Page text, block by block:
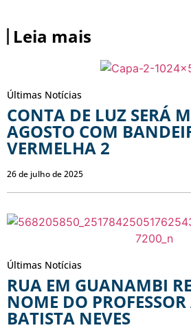
Leia mais
Últimas Notícias
CONTA DE LUZ SERÁ
AGOSTO COM
VERMELHA 2
26 de julho de 2025
Últimas Notícias
RUA EM GUANAMBI
NOME DO
BATISTA NEVES